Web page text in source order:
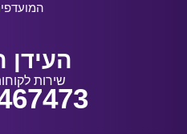
שירות